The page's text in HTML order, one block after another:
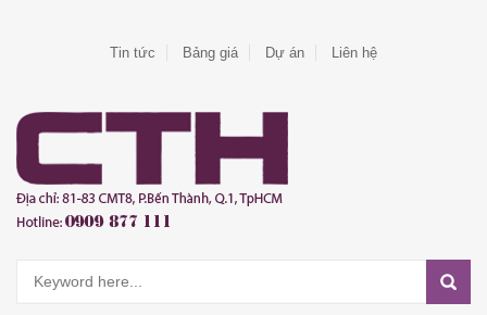
Tin tức Bảng giá Dự án Liên hệ